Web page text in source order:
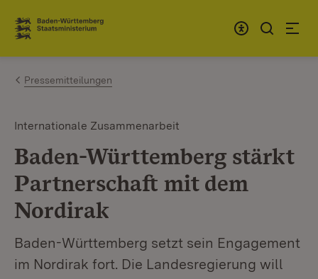
Zum Inhalt springen
Link zur Startseite
Pressemitteilungen
Internationale Zusammenarbeit
Baden-Württemberg stärkt
Partnerschaft mit dem
Nordirak
Baden-Württemberg setzt sein Engagement
im Nordirak fort. Die Landesregierung will